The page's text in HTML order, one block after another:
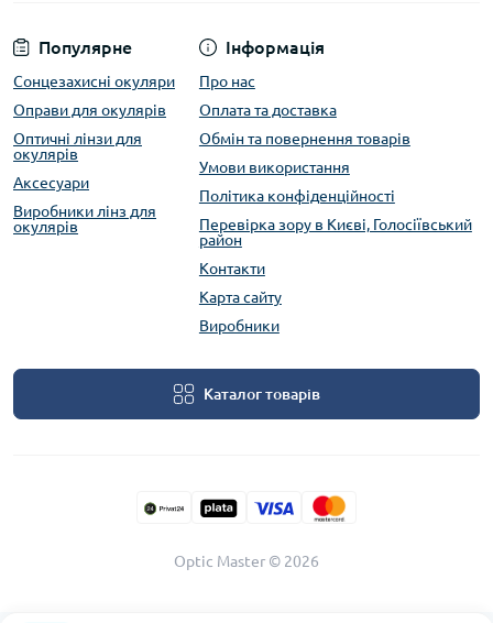
Популярне
Сонцезахисні окуляри
Оправи для окулярів
Оптичні лінзи для
окулярів
Аксесуари
Виробники лінз для
окулярів
Інформація
Про нас
Оплата та доставка
Обмін та повернення товарів
Умови використання
Політика конфіденційності
Перевірка зору в Києві, Голосіївський
район
Контакти
Карта сайту
Виробники
Каталог товарів
Optic Master © 2026